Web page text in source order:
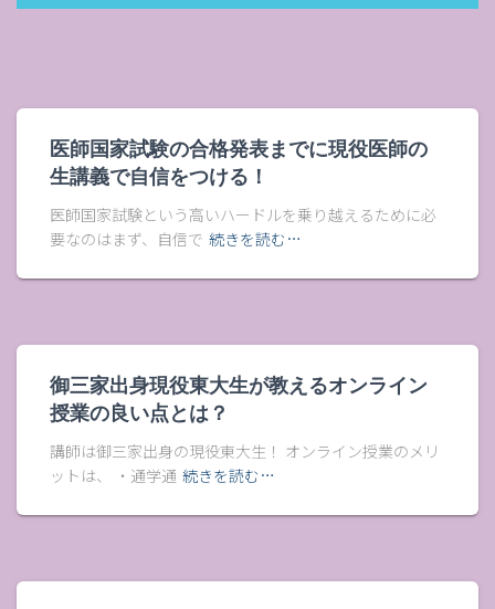
医師国家試験の合格発表までに現役医師の
生講義で自信をつける！
医師国家試験という高いハードルを乗り越えるために必
要なのはまず、自信で 続きを読む…
御三家出身現役東大生が教えるオンライン
授業の良い点とは？
講師は御三家出身の現役東大生！ オンライン授業のメリ
ットは、 ・通学通 続きを読む…